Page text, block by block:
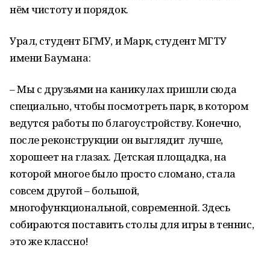
нём чистоту и порядок.
Урал, студент БГМУ, и Марк, студент МГТУ
имени Баумана:
– Мы с друзьями на каникулах пришли сюда
специально, чтобы посмотреть парк, в котором
ведутся работы по благоустройству. Конечно,
после реконструкции он выглядит лучше,
хорошеет на глазах. Детская площадка, на
которой многое было просто сломано, стала
совсем другой – большой,
многофункциональной, современной. Здесь
собираются поставить столы для игры в теннис,
это же классно!